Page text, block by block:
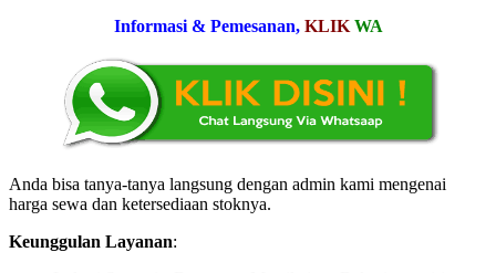
Informasi & Pemesanan, KLIK WA
Anda bisa tanya-tanya langsung dengan admin kami mengenai
harga sewa dan ketersediaan stoknya.
Keunggulan Layanan: